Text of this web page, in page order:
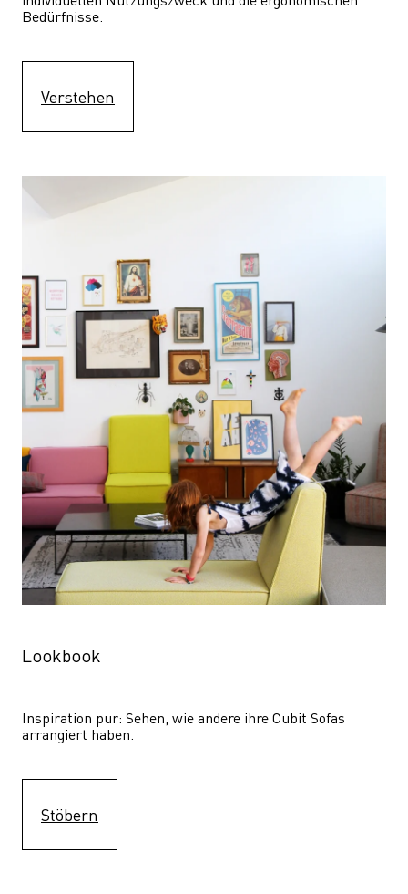
Bedürfnisse.
Verstehen
Lookbook
Inspiration pur: Sehen, wie andere ihre Cubit Sofas
arrangiert haben.
Stöbern